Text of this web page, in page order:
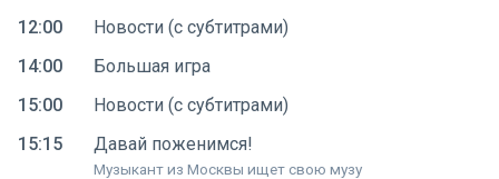
12:00
Новости (с субтитрами)
14:00
Большая игра
15:00
Новости (с субтитрами)
15:15
Давай поженимся!
Музыкант из Москвы ищет свою музу